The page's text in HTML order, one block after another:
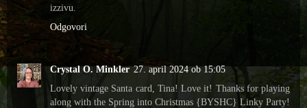
izzivu.
Odgovori
Crystal O. Minkler 27. april 2024 ob 15:05
Lovely vintage Santa card, Tina! Love it! Thanks for playing
along with the Spring into Christmas {BYSHC} Linky Party!